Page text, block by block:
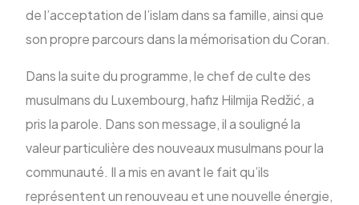
de l’acceptation de l’islam dans sa famille, ainsi que
son propre parcours dans la mémorisation du Coran.
Dans la suite du programme, le chef de culte des
musulmans du Luxembourg, hafiz Hilmija Redžić, a
pris la parole. Dans son message, il a souligné la
valeur particulière des nouveaux musulmans pour la
communauté. Il a mis en avant le fait qu’ils
représentent un renouveau et une nouvelle énergie,